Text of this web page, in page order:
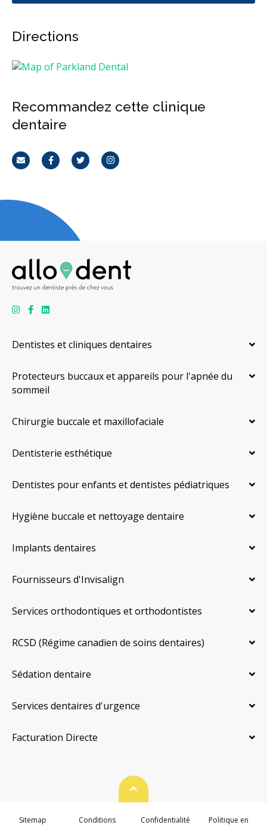
Directions
Recommandez cette clinique
dentaire
CourrielFacebookTwitterInstagram
Dentistes et cliniques dentaires
Protecteurs buccaux et appareils pour l'apnée du
sommeil
Chirurgie buccale et maxillofaciale
Dentisterie esthétique
Dentistes pour enfants et dentistes pédiatriques
Hygiène buccale et nettoyage dentaire
Implants dentaires
Fournisseurs d'Invisalign
Services orthodontiques et orthodontistes
RCSD (Régime canadien de soins dentaires)
Sédation dentaire
Services dentaires d'urgence
Facturation Directe
Haut de page
Sitemap
Conditions
Confidentialité
Politique en